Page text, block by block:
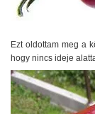
Ezt oldottam meg a
hogy nincs ideje